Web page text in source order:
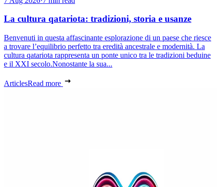
La cultura qatariota: tradizioni, storia e usanze
Benvenuti in questa affascinante esplorazione di un paese che riesce
a trovare l’equilibrio perfetto tra eredità ancestrale e modernità. La
cultura qatariota rappresenta un ponte unico tra le tradizioni beduine
e il XXI secolo.Nonostante la sua...
ArticlesRead more